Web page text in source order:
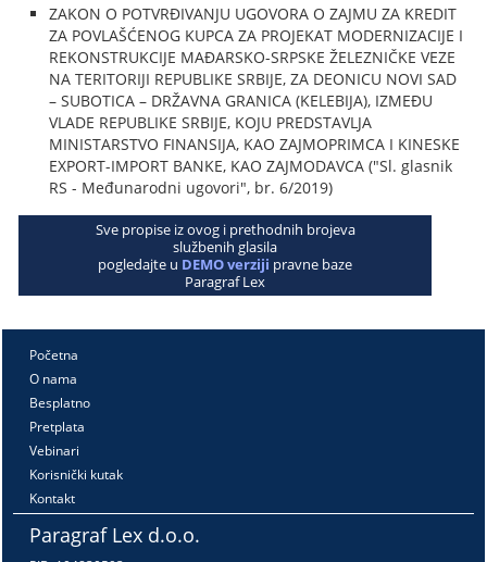
ZAKON O POTVRĐIVANJU UGOVORA O ZAJMU ZA KREDIT
ZA POVLAŠĆENOG KUPCA ZA PROJEKAT MODERNIZACIJE I
REKONSTRUKCIJE MAĐARSKO-SRPSKE ŽELEZNIČKE VEZE
NA TERITORIJI REPUBLIKE SRBIJE, ZA DEONICU NOVI SAD
– SUBOTICA – DRŽAVNA GRANICA (KELEBIJA), IZMEĐU
VLADE REPUBLIKE SRBIJE, KOJU PREDSTAVLJA
MINISTARSTVO FINANSIJA, KAO ZAJMOPRIMCA I KINESKE
EXPORT-IMPORT BANKE, KAO ZAJMODAVCA ("Sl. glasnik
RS - Međunarodni ugovori", br. 6/2019)
Sve propise iz ovog i prethodnih brojeva
službenih glasila
pogledajte u DEMO verziji pravne baze
Paragraf Lex
Početna
O nama
Besplatno
Pretplata
Vebinari
Korisnički kutak
Kontakt
Paragraf Lex d.o.o.